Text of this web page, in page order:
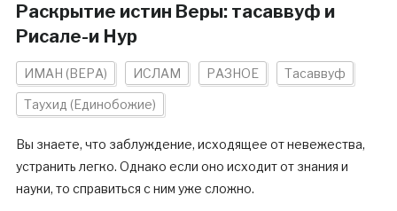
Раскрытие истин Веры: тасаввуф и
Рисале-и Нур
ИМАН (ВЕРА) ИСЛАМ РАЗНОЕ Тасаввуф
Таухид (Единобожие)
Вы знаете, что заблуждение, исходящее от невежества,
устранить легко. Однако если оно исходит от знания и
науки, то справиться с ним уже сложно.